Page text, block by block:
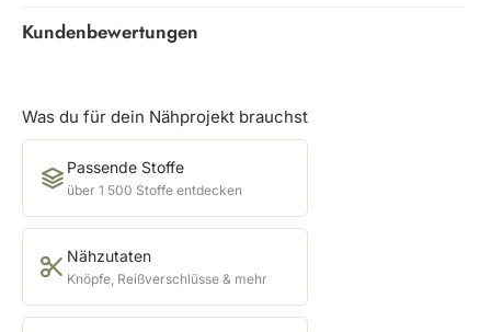
Kundenbewertungen
Was du für dein Nähprojekt brauchst
Passende Stoffe
über 1 500 Stoffe entdecken
Nähzutaten
Knöpfe, Reißverschlüsse & mehr